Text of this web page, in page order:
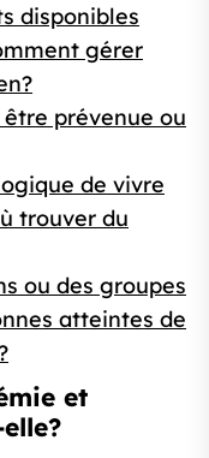
disponibles
gérer
prévenue ou
de vivre
trouver du
ou des groupes
atteintes de
et